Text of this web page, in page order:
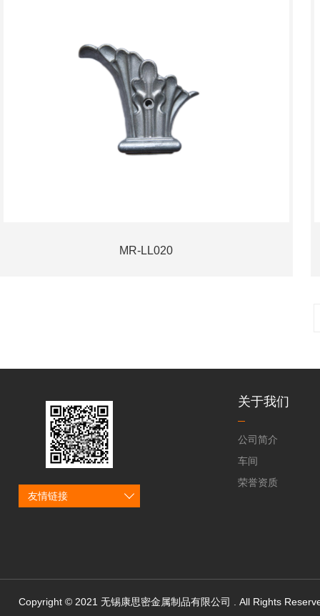
MR-LL020
友情链接
关于我们
公司简介
车间
荣誉资质
Copyright © 2021 无锡康思密金属制品有限公司 . All Rights